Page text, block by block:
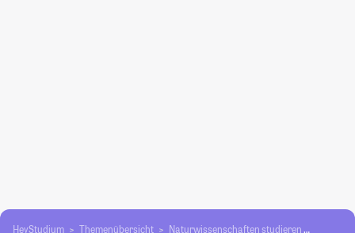
HeyStudium Themenübersicht Natur­wissenschaften studieren